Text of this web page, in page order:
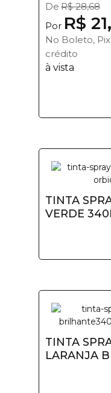
De R$ 28,68
Por R$
No Boleto,
crédito
à vista
TINTA
VERDE
TINTA
LARANJA